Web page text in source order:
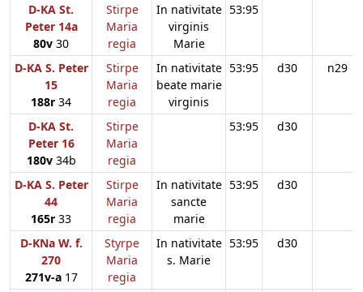
D-KA St.
Peter 14a
80v 30
Stirpe
Maria
regia
In nativitate
virginis
Marie
53:95
D-KA S. Peter
15
188r 34
Stirpe
Maria
regia
In nativitate
beate marie
virginis
53:95 d30 n29
D-KA St.
Peter 16
180v34b
Stirpe
Maria
regia
53:95 d30
D-KA S. Peter
44
165r 33
Stirpe
Maria
regia
In nativitate
sancte
marie
53:95 d30
D-KNa W. f.
270
271v-a17
Styrpe
Maria
regia
In nativitate
s. Marie
53:95 d30